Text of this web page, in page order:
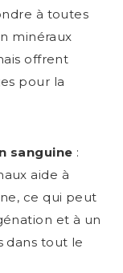
à toutes
minéraux
offrent
pour la
sanguine :
aide à
ce qui peut
et à un
dans tout le